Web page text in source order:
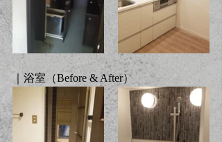
｜浴室（Before & After）